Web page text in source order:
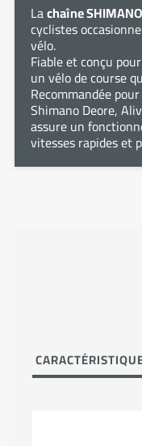
Lachaîne
cyclistes
vélo.
Fiable et conçu
un vélo de course
Recommandée
Shimano Deore,
assure un
vitesses rapides et